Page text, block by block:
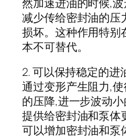
减少传给密封油的压
损坏。这种作用特别
本不可替代。
2. 可以保持稳定的
通过变形产生阻力,
的压降,进一步波动
提供给密封油和泵体
可以增加密封油和泵